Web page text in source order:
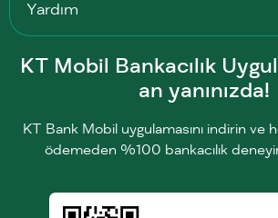
KT Mobil Bankacılık
an yanınızda!
KT Bank Mobil uygulamasını indirin ve
ödemeden %100 bankacılık
Yardım